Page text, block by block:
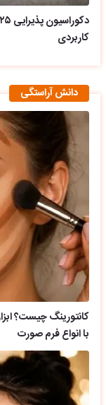
کاربردی
دانش آراستگی
کانتورینگ چیست؟
با انواع فرم صورت